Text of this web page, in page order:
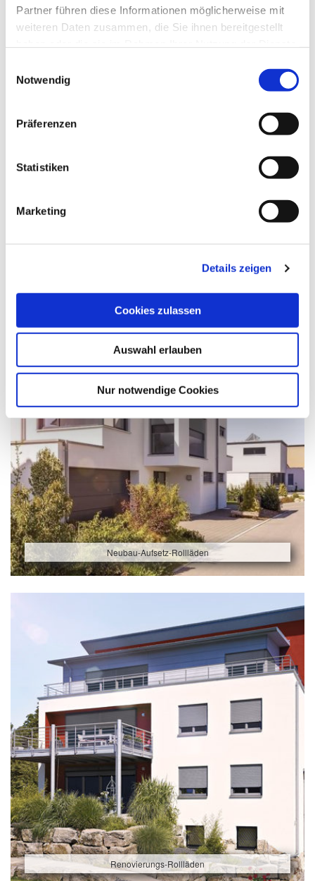
Partner führen diese Informationen möglicherweise mit
weiteren Daten zusammen, die Sie ihnen bereitgestellt
Notwendig
Präferenzen
Statistiken
Marketing
Details zeigen
Cookies zulassen
Auswahl erlauben
Nur notwendige Cookies
Neubau-Aufsetz-Rollläden
Renovierungs-Rollläden